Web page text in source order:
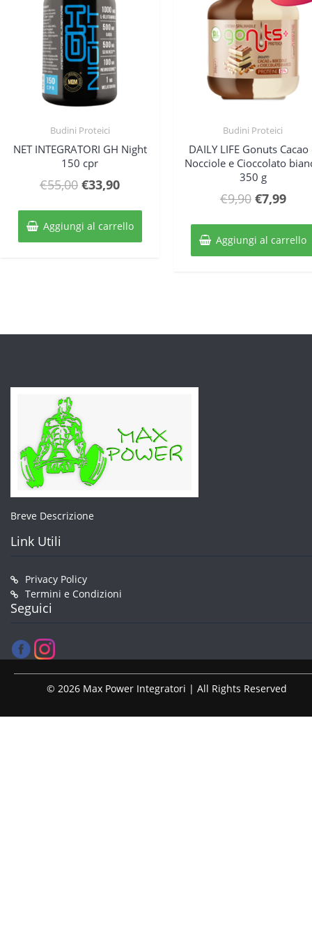
Budini Proteici
NET INTEGRATORI GH Night
150 cpr
€55,00 Il
originale
era:
€33,90Il
attuale
è:
Aggiungi al carrello
Budini Proteici
DAILY LIFE Gonuts Cacao
Nocciole e Cioccolato
350 g
€9,90 Il
originale
era:
€7,99Il
è:
Aggiungi al carrello
Breve Descrizione
Link Utili
Privacy Policy
Termini e Condizioni
Seguici
© 2026 Max Power Integratori | All Rights Reserved